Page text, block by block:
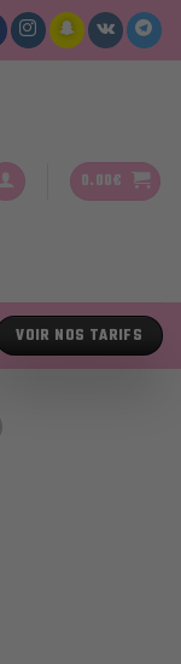
0.00€
VOIR NOS TARIFS